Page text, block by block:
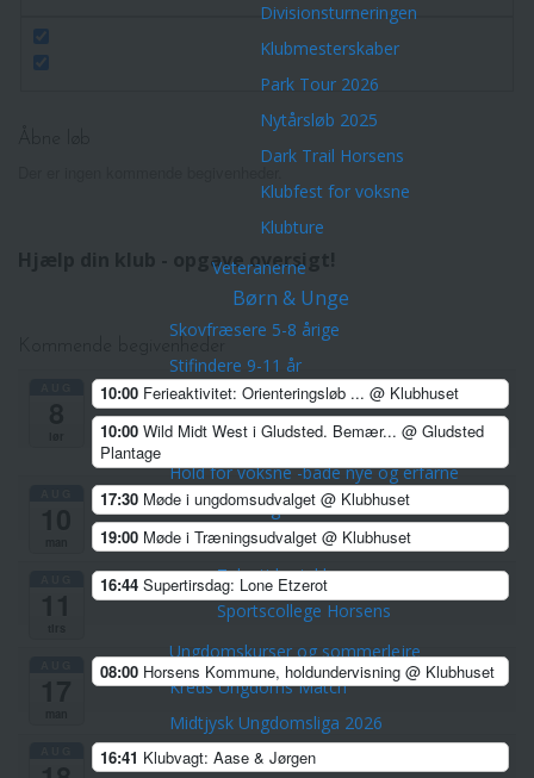
Divisionsturneringen
Klubmesterskaber
Park Tour 2026
Nytårsløb 2025
Dark Trail Horsens
Klubfest for voksne
Klubture
Veteranerne
Børn & Unge
Skovfræsere 5-8 årige
Stifindere 9-11 år
Konkurrenceløbere 12-14 år
Unge ca. 15-21 år
Hold for voksne -både nye og erfarne
Talentudviking
TalentCenter Midt
Talentidrætsklasser
Sportscollege Horsens
Ungdomskurser og sommerlejre
Kreds Ungdoms Match
Midtjysk Ungdomsliga 2026
Midtjysk Ungdomsliga 2025
Hjælp din klub - opgave oversigt!
10:00 Ferieaktivitet: Orienteringsløb ... @ Klubhuset
10:00 Wild Midt West i Gludsted. Bemær... @ Gludsted
Plantage
17:30 Møde i ungdomsudvalget @ Klubhuset
19:00 Møde i Træningsudvalget @ Klubhuset
16:44 Supertirsdag: Lone Etzerot
08:00 Horsens Kommune, holdundervisning @ Klubhuset
16:41 Klubvagt: Aase & Jørgen